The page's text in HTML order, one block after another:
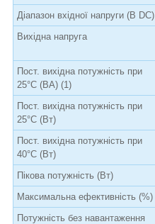
Діапазон вхідної напруги (В DC)
Вихідна напруга
Пост. вихідна потужність при
25°C (ВА) (1)
Пост. вихідна потужність при
25°C (Вт)
Пост. вихідна потужність при
40°C (Вт)
Пікова потужність (Вт)
Максимальна ефективність (%)
Потужність без навантаження